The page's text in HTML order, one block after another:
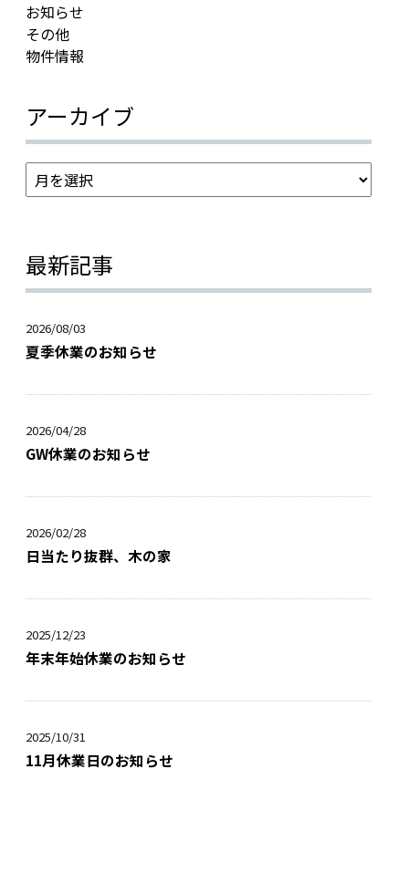
お知らせ
その他
物件情報
アーカイブ
最新記事
2026/08/03
夏季休業のお知らせ
2026/04/28
GW休業のお知らせ
2026/02/28
日当たり抜群、木の家
2025/12/23
年末年始休業のお知らせ
2025/10/31
11月休業日のお知らせ